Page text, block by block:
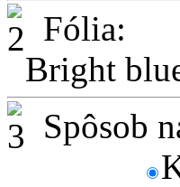
Fólia:
Bright
Spôsob